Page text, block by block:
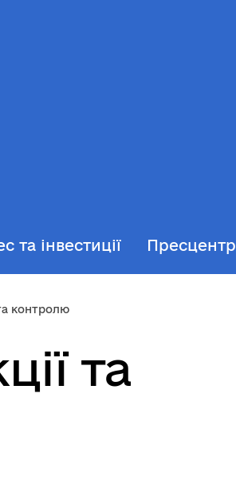
та інвестиції Пресцентр
контролю
та